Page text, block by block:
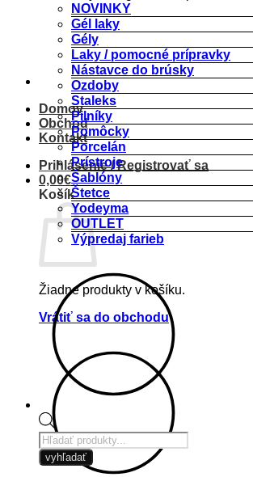
Domov
Obchod
Kontakt
Prihlásenie / Registrovať sa
0,00€
Košík
Žiadne produkty v košíku.
Vrátiť sa do obchodu
NOVINKY
Gél laky
Gély
Laky / pomocné prípravky
Nástavce do brúsky
Ozdoby
Staleks
Pilníky
Pomôcky
Porcelán
Prístroje
Šablóny
Štetce
Yodeyma
OUTLET
Výpredaj farieb
Products
search
vyhľadať